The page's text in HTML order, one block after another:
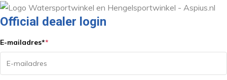
Official dealer login
E-mailadres**